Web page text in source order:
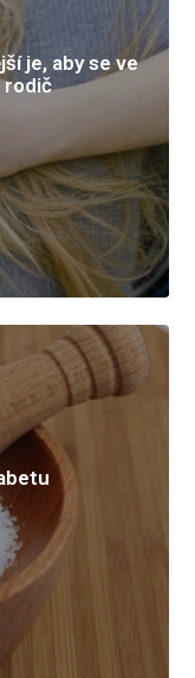
je, aby se ve
rodič